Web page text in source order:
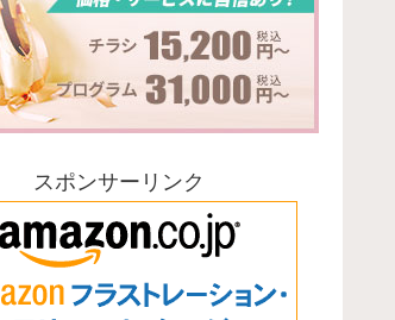
スポンサーリンク